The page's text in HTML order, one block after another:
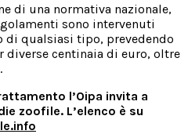
di una normativa nazionale,
sono intervenuti
qualsiasi tipo, prevedendo
centinaia di euro, oltre
l’Oipa invita a
zoofile. L’elenco è su